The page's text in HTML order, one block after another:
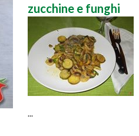
zucchine e funghi
...